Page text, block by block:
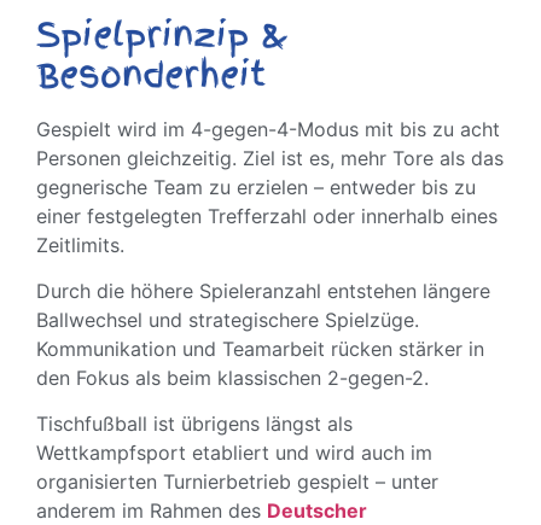
Spielprinzip &
Besonderheit
Gespielt wird im 4-gegen-4-Modus mit bis zu acht
Personen gleichzeitig. Ziel ist es, mehr Tore als das
gegnerische Team zu erzielen – entweder bis zu
einer festgelegten Trefferzahl oder innerhalb eines
Zeitlimits.
Durch die höhere Spieleranzahl entstehen längere
Ballwechsel und strategischere Spielzüge.
Kommunikation und Teamarbeit rücken stärker in
den Fokus als beim klassischen 2-gegen-2.
Tischfußball ist übrigens längst als
Wettkampfsport etabliert und wird auch im
organisierten Turnierbetrieb gespielt – unter
anderem im Rahmen des Deutscher